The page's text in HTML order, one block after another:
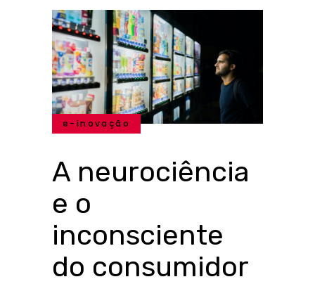
e-inovação
A neurociência
e o
inconsciente
do consumidor